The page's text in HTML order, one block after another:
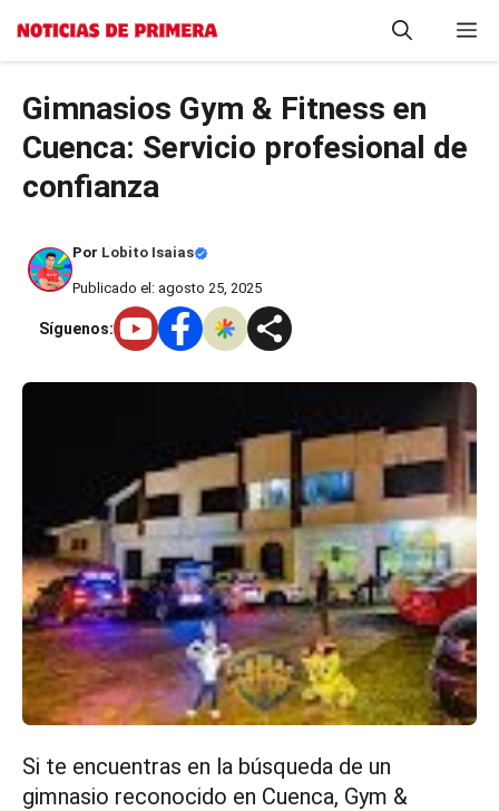
Saltar
Gimnasios Gym & Fitness en
Cuenca: Servicio profesional de
confianza
Por Lobito Isaias
Publicado el: agosto 25, 2025
Síguenos:
Si te encuentras en la búsqueda de un
gimnasio reconocido en Cuenca, Gym &